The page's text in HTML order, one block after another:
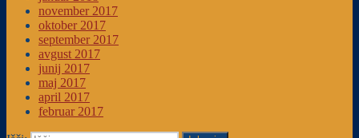
november 2017
oktober 2017
september 2017
avgust 2017
junij 2017
maj 2017
april 2017
februar 2017